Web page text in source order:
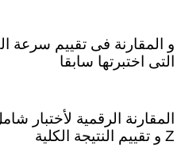
و المقارنة فى تقييم سرعة
التى اختبرتها سابقا
Z و تقييم النتيجة الكلية